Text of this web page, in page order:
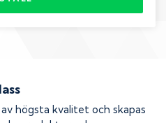
högsta kvalitet och skapas